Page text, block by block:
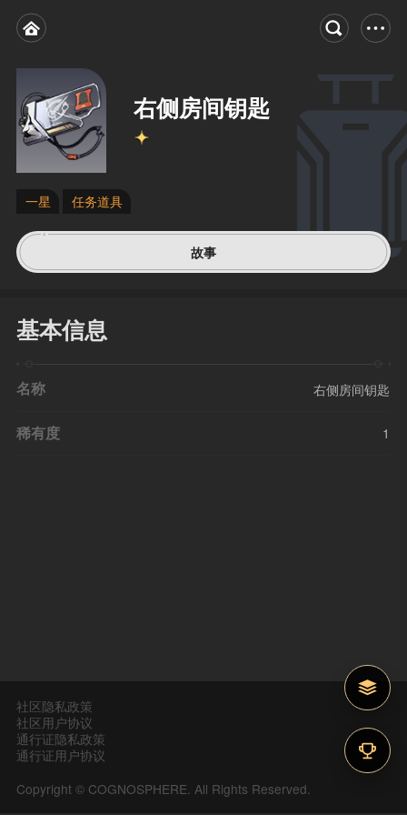
右侧房间钥匙
一星 任务道具
故事
基本信息
名称 右侧房间钥匙
稀有度 1
社区隐私政策
社区用户协议
通行证隐私政策
通行证用户协议
Copyright © COGNOSPHERE. All Rights Reserved.